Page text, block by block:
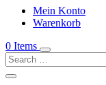
Mein Konto
Warenkorb
0 Items